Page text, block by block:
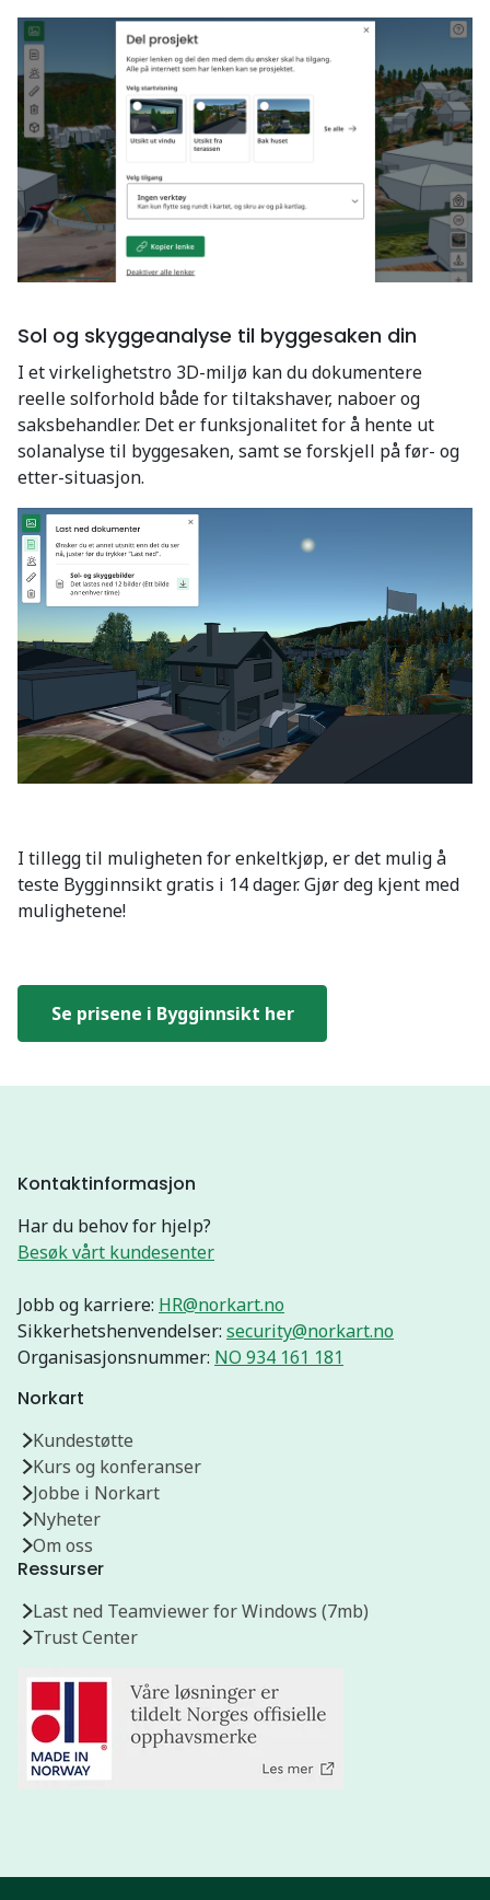
Sol og skyggeanalyse til byggesaken din
I et virkelighetstro 3D-miljø kan du dokumentere
reelle solforhold både for tiltakshaver, naboer og
saksbehandler. Det er funksjonalitet for å hente ut
solanalyse til byggesaken, samt se forskjell på før- og
etter-situasjon.
I tillegg til muligheten for enkeltkjøp, er det mulig å
teste Bygginnsikt gratis i 14 dager. Gjør deg kjent med
mulighetene!
Se prisene i Bygginnsikt her
Kontaktinformasjon
Har du behov for hjelp?
Besøk vårt kundesenter
Jobb og karriere: HR@norkart.no
Sikkerhetshenvendelser: security@norkart.no
Organisasjonsnummer: NO 934 161 181
Norkart
Kundestøtte
Kurs og konferanser
Jobbe i Norkart
Nyheter
Om oss
Ressurser
Last ned Teamviewer for Windows (7mb)
Trust Center